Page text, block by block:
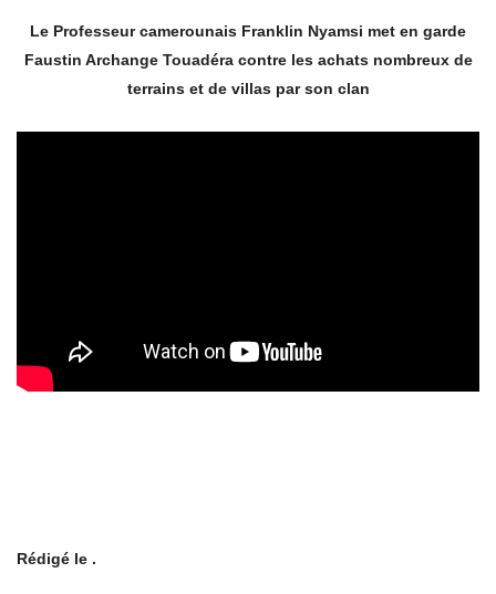
Le Professeur camerounais Franklin Nyamsi met en garde
Faustin Archange Touadéra contre les achats nombreux de
terrains et de villas par son clan
Rédigé le .